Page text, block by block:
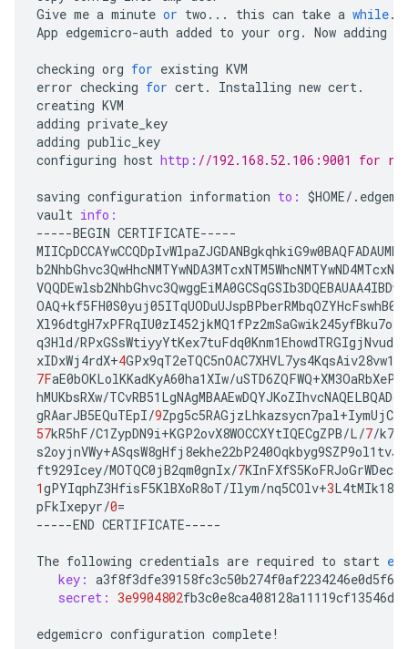
Give me a minute or two ... this can take a while
App edgemicro-auth added to your org . Now adding
checking org for existing KVM
error checking for cert. Installing new cert.
creating KVM
adding private_key
adding public_key
configuring host http: //192.168.52.106:9001 for
saving configuration information to: $HOME/ .
vault info:
-----BEGIN CERTIFICATE-----
OAQ+
q3Hld/
xIDxWj4rdX+4
7FaE0bOKLolKKadKyA60ha1XIw/uSTD6ZQFWQ+
hMUKbsRXw/
gRAarJB5EQuTEpI/9Zpg5c5RAGjzLhkazsycn7pal+
57kR5hF/C1ZypDN9i+KGP2ovX8WOCCXYtIQECgZPB/L/7/
s2oyjnVWy+
ft929Icey/MOTQC0jB2qm0gnIx/7
1gPYIqphZ3HfisF5KlBXoR8oT/Ilym/nq5COlv+3
pFkIxepyr/0=
-----END CERTIFICATE-----
The following credentials are required to start
key:
secret: 3e9904802
edgemicro configuration complete!